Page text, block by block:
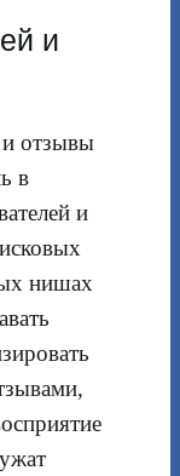
и
и отзывы
в
и
нишах